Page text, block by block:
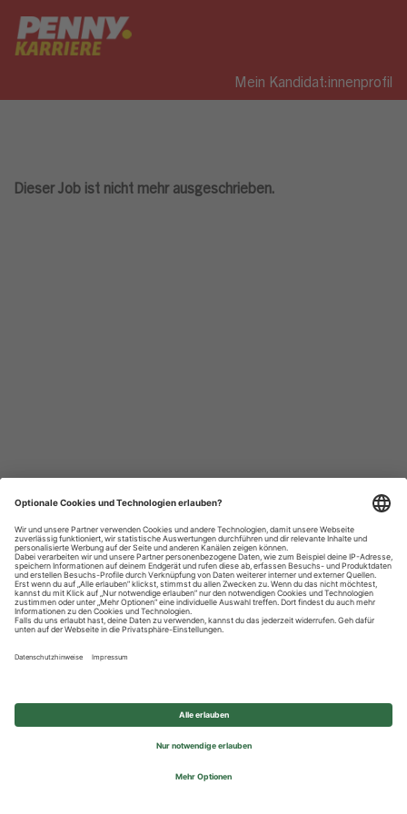
Mein Kandidat:innenprofil
Dieser Job ist nicht mehr ausgeschrieben.
Datenschutzhinweise
Impressum
Privatsphäre-Einstellungen
© 2026 REWE Group - All rights reserved